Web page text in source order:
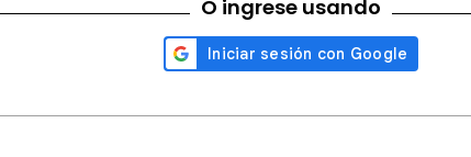
O ingrese usando